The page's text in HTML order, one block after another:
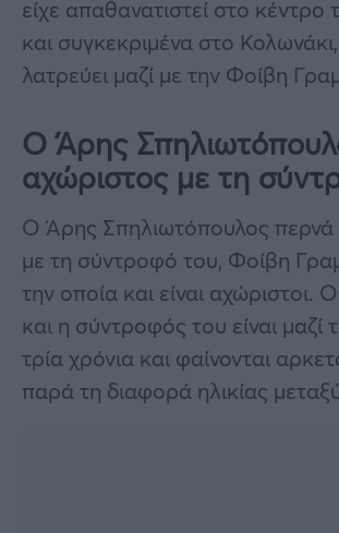
είχε απαθανατιστεί στο κέντρο
και συγκεκριμένα στο
λατρεύει μαζί με την Φοίβη
Ο Άρης
αχώριστος με τη
Ο Άρης Σπηλιωτόπουλος περνά
με τη σύντροφό του, Φοίβη
την οποία και είναι αχώριστοι.
και η σύντροφός του είναι μαζί
τρία χρόνια και φαίνονται
παρά τη διαφορά ηλικίας